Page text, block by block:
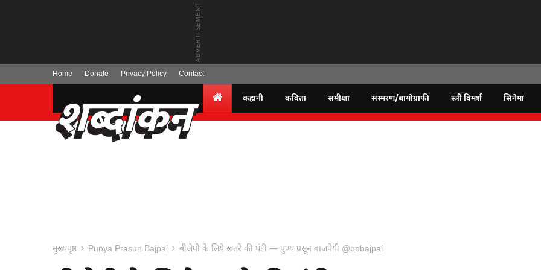
Home Donate Privacy Policy Contact
कहानी कविता समीक्षा संस्मरण/बायोग्राफी स्त्री विमर्श सिनेमा
मुख्यपृष्ठ Punya Prasun Bajpai बीजेपी के लिये खतरे की घंटी — पुण्य प्रसून बाजपेयी @ppbajpai